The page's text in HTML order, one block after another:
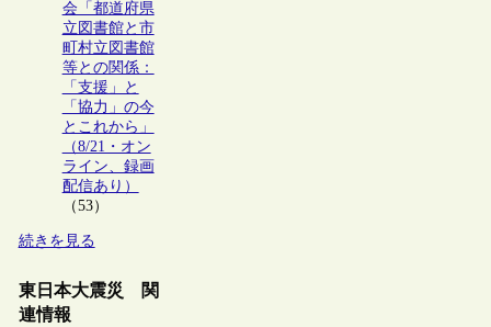
会「都道府県
立図書館と市
町村立図書館
等との関係：
「支援」と
「協力」の今
とこれから」
（8/21・オン
ライン、録画
配信あり）
（53）
続きを見る
東日本大震災 関
連情報